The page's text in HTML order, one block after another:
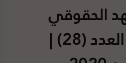
الحقوقي
لفلسطين | العدد (28) |